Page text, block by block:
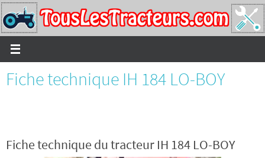
Passer
vers
le
contenu
Fiche technique IH 184 LO-BOY
Fiche technique du tracteur IH 184 LO-BOY